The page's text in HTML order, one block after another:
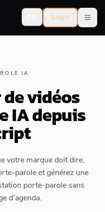
Login
IA
vidéos
IA depuis
votre marque doit dire,
parole et générez une
porte-parole sans
d'agenda.